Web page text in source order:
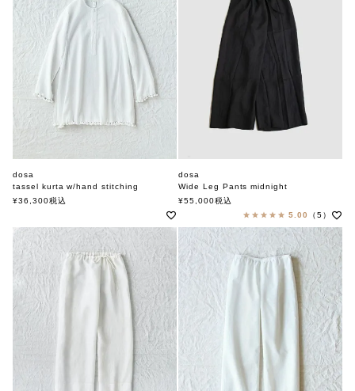
dosa
tassel kurta w/hand stitching
ドーサ
¥36,300税込
dosa
Wide Leg Pants midnight
ドーサ
¥55,000税込
5.00
（5）